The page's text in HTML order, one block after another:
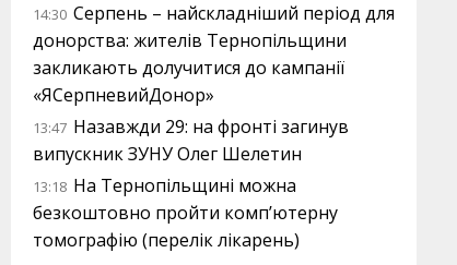
14:30 Серпень – найскладніший період для
донорства: жителів Тернопільщини
закликають долучитися до кампанії
«ЯСерпневийДонор»
13:47 Назавжди 29: на фронті загинув
випускник ЗУНУ Олег Шелетин
13:18 На Тернопільщині можна
безкоштовно пройти комп’ютерну
томографію (перелік лікарень)